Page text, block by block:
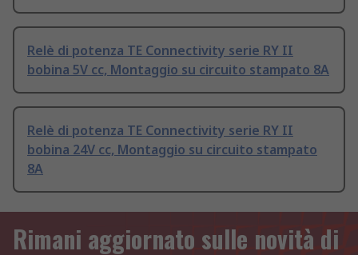
Relè di potenza TE Connectivity serie RY II
bobina 5V cc, Montaggio su circuito stampato 8A
Relè di potenza TE Connectivity serie RY II
bobina 24V cc, Montaggio su circuito stampato
8A
Rimani aggiornato sulle novità di